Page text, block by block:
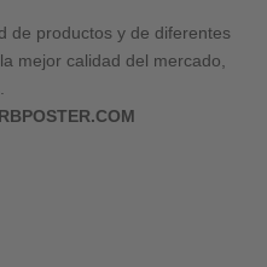
de productos y de diferentes
mejor calidad del mercado,